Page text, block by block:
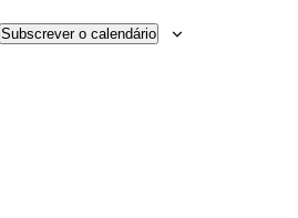
Subscrever o calendário